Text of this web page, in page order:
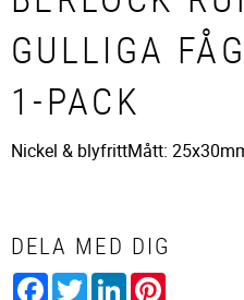
GULLIGA
1-PACK
Nickel & blyfrittMått:
DELA MED DIG
Facebook
TwitterLinkedIn